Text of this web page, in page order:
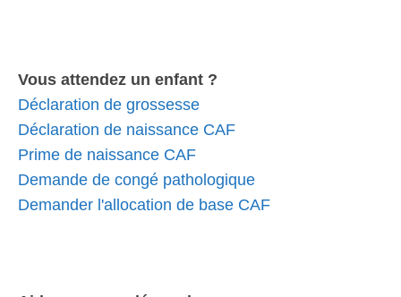
Vous attendez un enfant ?
Déclaration de grossesse
Déclaration de naissance CAF
Prime de naissance CAF
Demande de congé pathologique
Demander l'allocation de base CAF